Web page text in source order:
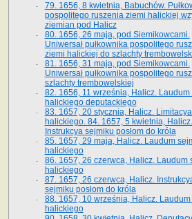
79. 1656, 8 kwietnia, Babuchów.
pospolitego ruszenia ziemi halickiej
ziemian pod Halicz
80. 1656, 26 maja, pod Siemikowcami.
Uniwersał pułkownika pospolitego
ziemi halickiej do szlachty
81. 1656, 31 maja, pod Siemikowcami.
Uniwersał pułkownika pospolitego
szlachty trembowelskiej
82. 1656, 11 września, Halicz. Laudum
halickiego deputackiego
83. 1657, 20 stycznia, Halicz.
halickiego. 84. 1657, 5 kwietnia, Halicz.
Instrukcya sejmiku posłom do króla
85. 1657, 29 maja, Halicz. Laudum
halickiego
86. 1657, 26 czerwca, Halicz. Laudum
halickiego
87. 1657, 26 czerwca, Halicz.
sejmiku posłom do króla
88. 1657, 10 września, Halicz.
halickiego